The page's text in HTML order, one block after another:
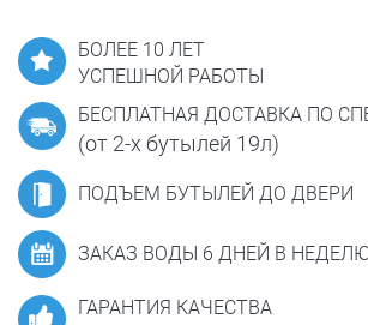
БОЛЕЕ 10 ЛЕТ
УСПЕШНОЙ РАБОТЫ
БЕСПЛАТНАЯ ДОСТАВКА ПО
(от 2-х бутылей 19л)
ПОДЪЕМ БУТЫЛЕЙ ДО ДВЕРИ
ЗАКАЗ ВОДЫ 6 ДНЕЙ В
ГАРАНТИЯ КАЧЕСТВА